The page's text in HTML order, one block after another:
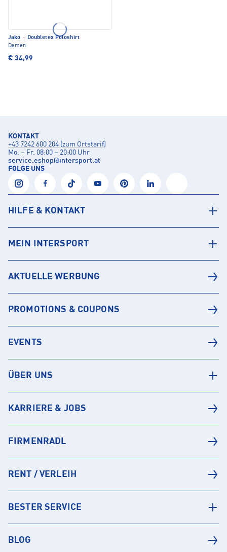
Jako · Doubletex Poloshirt
Damen
€ 34,99
KONTAKT
+43 7242 600 204 (zum Ortstarif)
Mo. – Fr. 08:00 – 20:00 Uhr
service.eshop@intersport.at
FOLGE UNS
HILFE & KONTAKT
MEIN INTERSPORT
AKTUELLE WERBUNG
PROMOTIONS & COUPONS
EVENTS
ÜBER UNS
KARRIERE & JOBS
FIRMENRADL
RENT / VERLEIH
BESTER SERVICE
BLOG